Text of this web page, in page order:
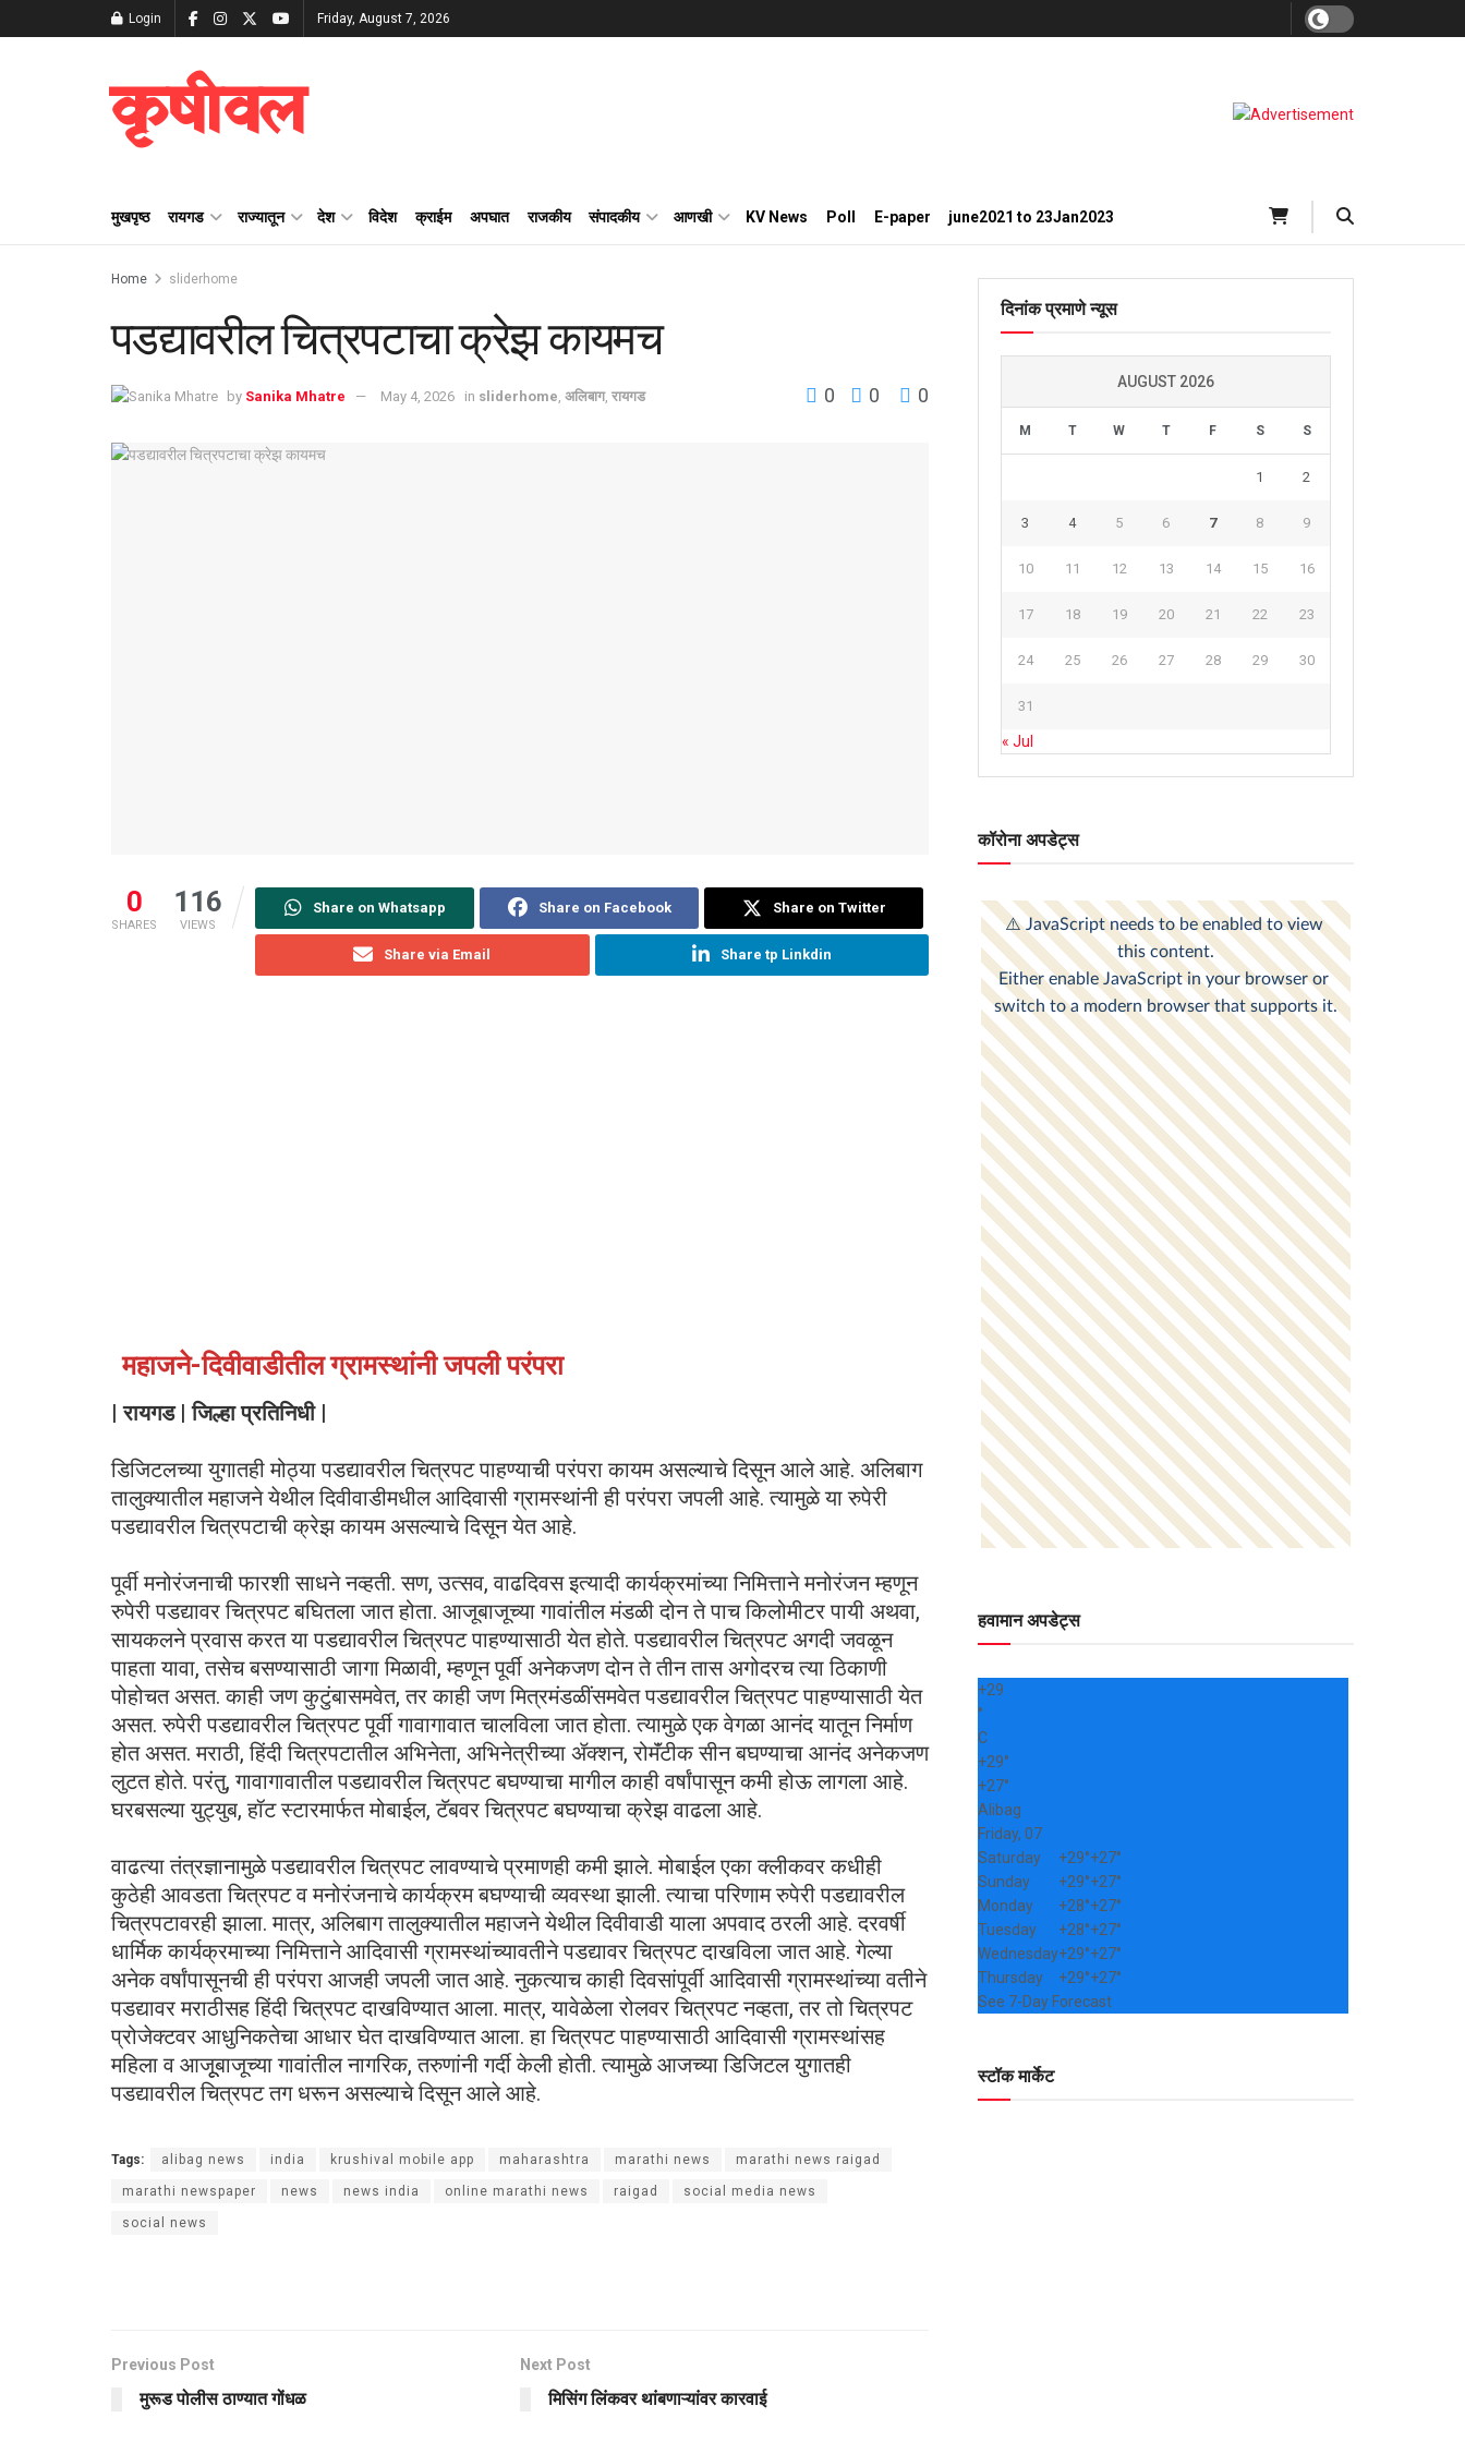
Login Friday, August 7, 2026
कृषीवल
मुखपृष्ठ रायगड राज्यातून देश विदेश क्राईम अपघात राजकीय संपादकीय आणखी KV News Poll E-paper june2021 to 23Jan2023
Home sliderhome
पडद्यावरील चित्रपटाचा क्रेझ कायमच
by Sanika Mhatre May 4, 2026 in sliderhome अलिबाग, रायगड 0 0 0
0
SHARES
116
VIEWS
Share on Whatsapp Share on Facebook Share on Twitter
Share via Email Share tp Linkdin
महाजने-दिवीवाडीतील ग्रामस्थांनी जपली परंपरा
| रायगड | जिल्हा प्रतिनिधी |
डिजिटलच्या युगातही मोठ्या पडद्यावरील चित्रपट पाहण्याची परंपरा कायम असल्याचे दिसून आले आहे. अलिबाग
तालुक्यातील महाजने येथील दिवीवाडीमधील आदिवासी ग्रामस्थांनी ही परंपरा जपली आहे. त्यामुळे या रुपेरी
पडद्यावरील चित्रपटाची क्रेझ कायम असल्याचे दिसून येत आहे.
पूर्वी मनोरंजनाची फारशी साधने नव्हती. सण, उत्सव, वाढदिवस इत्यादी कार्यक्रमांच्या निमित्ताने मनोरंजन म्हणून
रुपेरी पडद्यावर चित्रपट बघितला जात होता. आजूबाजूच्या गावांतील मंडळी दोन ते पाच किलोमीटर पायी अथवा,
सायकलने प्रवास करत या पडद्यावरील चित्रपट पाहण्यासाठी येत होते. पडद्यावरील चित्रपट अगदी जवळून
पाहता यावा, तसेच बसण्यासाठी जागा मिळावी, म्हणून पूर्वी अनेकजण दोन ते तीन तास अगोदरच त्या ठिकाणी
पोहोचत असत. काही जण कुटुंबासमवेत, तर काही जण मित्रमंडळींसमवेत पडद्यावरील चित्रपट पाहण्यासाठी येत
असत. रुपेरी पडद्यावरील चित्रपट पूर्वी गावागावात चालविला जात होता. त्यामुळे एक वेगळा आनंद यातून निर्माण
होत असत. मराठी, हिंदी चित्रपटातील अभिनेता, अभिनेत्रीच्या ॲक्शन, रोमॅंटीक सीन बघण्याचा आनंद अनेकजण
लुटत होते. परंतु, गावागावातील पडद्यावरील चित्रपट बघण्याचा मागील काही वर्षांपासून कमी होऊ लागला आहे.
घरबसल्या युट्युब, हॉट स्टारमार्फत मोबाईल, टॅबवर चित्रपट बघण्याचा क्रेझ वाढला आहे.
वाढत्या तंत्रज्ञानामुळे पडद्यावरील चित्रपट लावण्याचे प्रमाणही कमी झाले. मोबाईल एका क्लीकवर कधीही
कुठेही आवडता चित्रपट व मनोरंजनाचे कार्यक्रम बघण्याची व्यवस्था झाली. त्याचा परिणाम रुपेरी पडद्यावरील
चित्रपटावरही झाला. मात्र, अलिबाग तालुक्यातील महाजने येथील दिवीवाडी याला अपवाद ठरली आहे. दरवर्षी
धार्मिक कार्यक्रमाच्या निमित्ताने आदिवासी ग्रामस्थांच्यावतीने पडद्यावर चित्रपट दाखविला जात आहे. गेल्या
अनेक वर्षांपासूनची ही परंपरा आजही जपली जात आहे. नुकत्याच काही दिवसांपूर्वी आदिवासी ग्रामस्थांच्या वतीने
पडद्यावर मराठीसह हिंदी चित्रपट दाखविण्यात आला. मात्र, यावेळेला रोलवर चित्रपट नव्हता, तर तो चित्रपट
प्रोजेक्टवर आधुनिकतेचा आधार घेत दाखविण्यात आला. हा चित्रपट पाहण्यासाठी आदिवासी ग्रामस्थांसह
महिला व आजूूबाजूच्या गावांतील नागरिक, तरुणांनी गर्दी केली होती. त्यामुळे आजच्या डिजिटल युगातही
पडद्यावरील चित्रपट तग धरून असल्याचे दिसून आले आहे.
Tags: alibag news india krushival mobile app maharashtra marathi news marathi news raigad
marathi newspaper news news india online marathi news raigad social media news
social news
Previous Post
मुरूड पोलीस ठाण्यात गोंधळ
Next Post
मिसिंग लिंकवर थांबणाऱ्यांवर कारवाई
दिनांक प्रमाणे न्यूस
AUGUST 2026
M T W T F S S
1 2
3 4 5 6 7 8 9
10 11 12 13 14 15 16
17 18 19 20 21 22 23
24 25 26 27 28 29 30
31
« Jul
कॉरोना अपडेट्स
हवामान अपडेट्स
+29
°
C
+29°
+27°
Alibag
Friday, 07
Saturday
+29°+27°
Sunday
+29°+27°
Monday
+28°+27°
Tuesday
+28°+27°
Wednesday+29°+27°
Thursday
+29°+27°
See 7-Day Forecast
स्टॉक मार्केट